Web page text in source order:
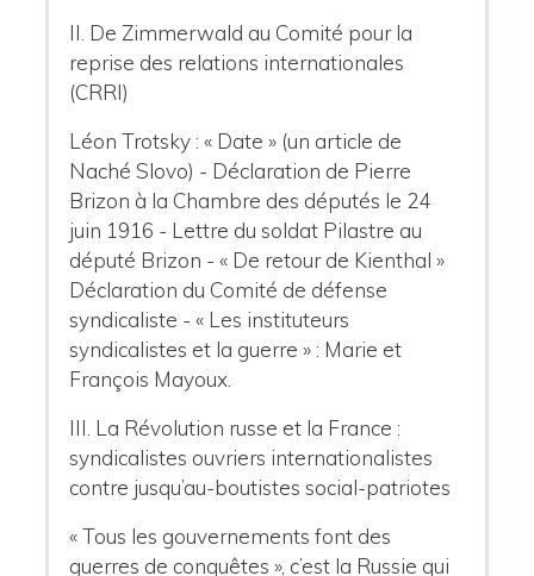
II. De Zimmerwald au Comité pour la
reprise des relations internationales
(CRRI)
Léon Trotsky : « Date » (un article de
Naché Slovo) - Déclaration de Pierre
Brizon à la Chambre des députés le 24
juin 1916 - Lettre du soldat Pilastre au
député Brizon - « De retour de Kienthal »
Déclaration du Comité de défense
syndicaliste - « Les instituteurs
syndicalistes et la guerre » : Marie et
François Mayoux.
III. La Révolution russe et la France :
syndicalistes ouvriers internationalistes
contre jusqu’au-boutistes social-patriotes
« Tous les gouvernements font des
guerres de conquêtes », c’est la Russie qui